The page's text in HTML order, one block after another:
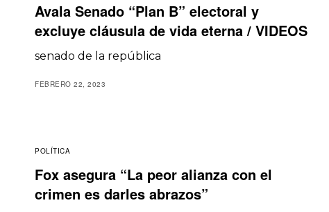
Avala Senado “Plan B” electoral y
excluye cláusula de vida eterna / VIDEOS
senado de la república
FEBRERO 22, 2023
POLÍTICA
Fox asegura “La peor alianza con el
crimen es darles abrazos”